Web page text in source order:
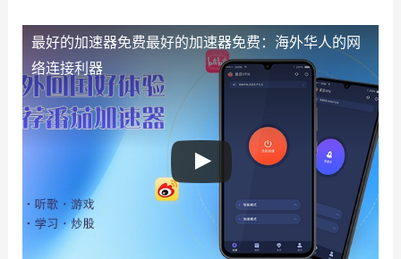
最好的加速器免费最好的加速器免费：海外华人的网
络连接利器